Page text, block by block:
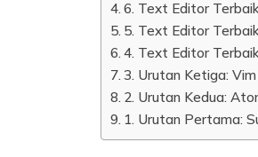
6. Text Editor
5. Text Editor
4. Text Editor
3. Urutan Ketiga: Vim
2. Urutan Kedua:
1. Urutan Pertama: